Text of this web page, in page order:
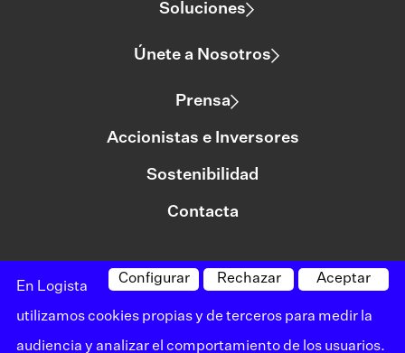
Soluciones
Únete a Nosotros
Prensa
Accionistas e Inversores
Sostenibilidad
Contacta
©logista Todos los derechos reservados
Aviso legal
Política de privacidad
Aceptar
Rechazar
Configurar
En Logista
utilizamos cookies propias y de terceros para medir la
audiencia y analizar el comportamiento de los usuarios.